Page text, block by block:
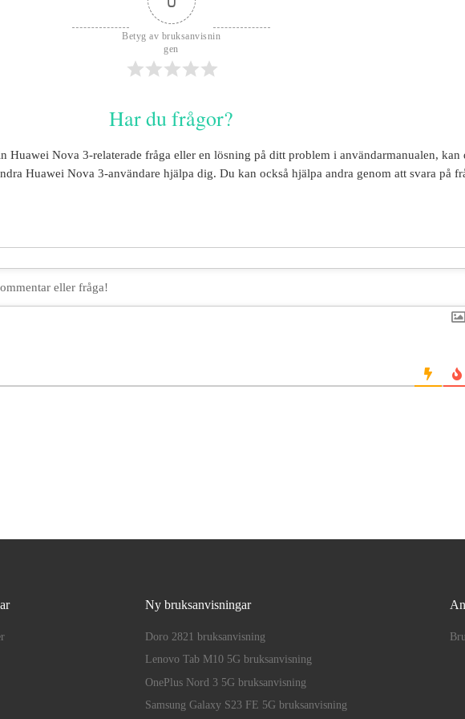
Betyg av bruksanvisnin
gen
Har du frågor?
Huawei Nova 3-relaterade fråga eller en lösning på ditt problem i användarmanualen, kan
Huawei Nova 3-användare hjälpa dig. Du kan också hjälpa andra genom att svara på
Ny bruksanvisningar
Doro 2821 bruksanvisning
Lenovo Tab M10 5G bruksanvisning
OnePlus Nord 3 5G bruksanvisning
Samsung Galaxy S23 FE 5G bruksanvisning